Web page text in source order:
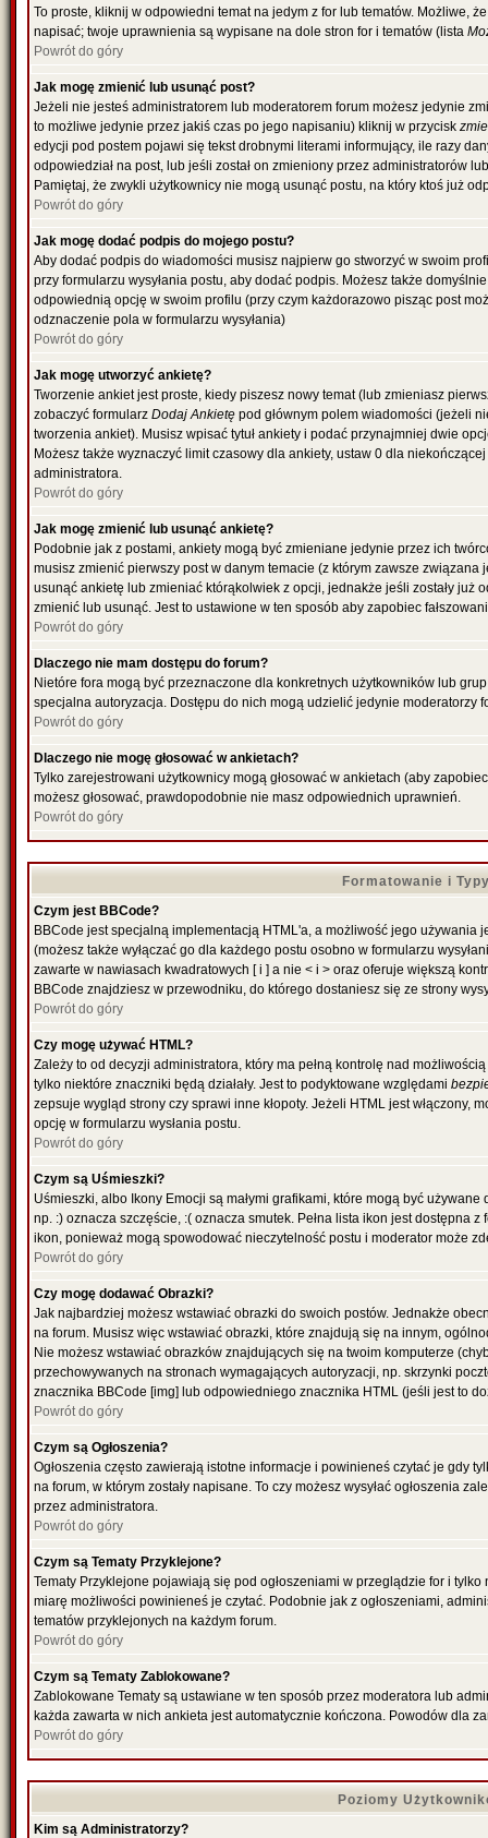
To proste, kliknij w odpowiedni temat na jedym z for lub tematów. Możliwe,
napisać; twoje uprawnienia są wypisane na dole stron for i tematów (lista
Powrót do góry
Jak mogę zmienić lub usunąć post?
Jeżeli nie jesteś administratorem lub moderatorem forum możesz jedynie
to możliwe jedynie przez jakiś czas po jego napisaniu) kliknij w przycisk
edycji pod postem pojawi się tekst drobnymi literami informujący, ile razy
odpowiedział na post, lub jeśli został on zmieniony przez administratorów
Pamiętaj, że zwykli użytkownicy nie mogą usunąć postu, na który ktoś już
Powrót do góry
Jak mogę dodać podpis do mojego postu?
Aby dodać podpis do wiadomości musisz najpierw go stworzyć w swoim
przy formularzu wysyłania postu, aby dodać podpis. Możesz także
odpowiednią opcję w swoim profilu (przy czym każdorazowo pisząc post
odznaczenie pola w formularzu wysyłania)
Powrót do góry
Jak mogę utworzyć ankietę?
Tworzenie ankiet jest proste, kiedy piszesz nowy temat (lub zmieniasz
zobaczyć formularz Dodaj Ankietę pod głównym polem wiadomości (jeżeli
tworzenia ankiet). Musisz wpisać tytuł ankiety i podać przynajmniej dwie
Możesz także wyznaczyć limit czasowy dla ankiety, ustaw 0 dla
administratora.
Powrót do góry
Jak mogę zmienić lub usunąć ankietę?
Podobnie jak z postami, ankiety mogą być zmieniane jedynie przez ich
musisz zmienić pierwszy post w danym temacie (z którym zawsze związana
usunąć ankietę lub zmieniać którąkolwiek z opcji, jednakże jeśli zostały już
zmienić lub usunąć. Jest to ustawione w ten sposób aby zapobiec
Powrót do góry
Dlaczego nie mam dostępu do forum?
Nietóre fora mogą być przeznaczone dla konkretnych użytkowników lub
specjalna autoryzacja. Dostępu do nich mogą udzielić jedynie moderatorzy
Powrót do góry
Dlaczego nie mogę głosować w ankietach?
Tylko zarejestrowani użytkownicy mogą głosować w ankietach (aby
możesz głosować, prawdopodobnie nie masz odpowiednich uprawnień.
Powrót do góry
Formatowanie i
Czym jest BBCode?
BBCode jest specjalną implementacją HTML'a, a możliwość jego
(możesz także wyłączać go dla każdego postu osobno w formularzu
zawarte w nawiasach kwadratowych [ i ] a nie < i > oraz oferuje większą
BBCode znajdziesz w przewodniku, do którego dostaniesz się ze strony
Powrót do góry
Czy mogę używać HTML?
Zależy to od decyzji administratora, który ma pełną kontrolę nad
tylko niektóre znaczniki będą działały. Jest to podyktowane względami
zepsuje wygląd strony czy sprawi inne kłopoty. Jeżeli HTML jest włączony,
opcję w formularzu wysłania postu.
Powrót do góry
Czym są Uśmieszki?
Uśmieszki, albo Ikony Emocji są małymi grafikami, które mogą być
np. :) oznacza szczęście, :( oznacza smutek. Pełna lista ikon jest dostępna
ikon, ponieważ mogą spowodować nieczytelność postu i moderator może
Powrót do góry
Czy mogę dodawać Obrazki?
Jak najbardziej możesz wstawiać obrazki do swoich postów. Jednakże
na forum. Musisz więc wstawiać obrazki, które znajdują się na innym,
Nie możesz wstawiać obrazków znajdujących się na twoim komputerze
przechowywanych na stronach wymagających autoryzacji, np. skrzynki
znacznika BBCode [img] lub odpowiedniego znacznika HTML (jeśli jest to
Powrót do góry
Czym są Ogłoszenia?
Ogłoszenia często zawierają istotne informacje i powinieneś czytać je gdy
na forum, w którym zostały napisane. To czy możesz wysyłać ogłoszenia
przez administratora.
Powrót do góry
Czym są Tematy Przyklejone?
Tematy Przyklejone pojawiają się pod ogłoszeniami w przeglądzie for i
miarę możliwości powinieneś je czytać. Podobnie jak z ogłoszeniami,
tematów przyklejonych na każdym forum.
Powrót do góry
Czym są Tematy Zablokowane?
Zablokowane Tematy są ustawiane w ten sposób przez moderatora lub
każda zawarta w nich ankieta jest automatycznie kończona. Powodów dla
Powrót do góry
Poziomy
Kim są Administratorzy?